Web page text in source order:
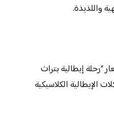
واللذيذة.
إيطالية بتراث
الإيطالية الكلاسيكية